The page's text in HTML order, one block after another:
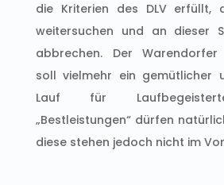
die Kriterien des DLV erfüllt,
weitersuchen und an dieser
abbrechen. Der Warendorfer
soll vielmehr ein gemütlicher
Lauf für
„Bestleistungen“ dürfen
diese stehen jedoch nicht im